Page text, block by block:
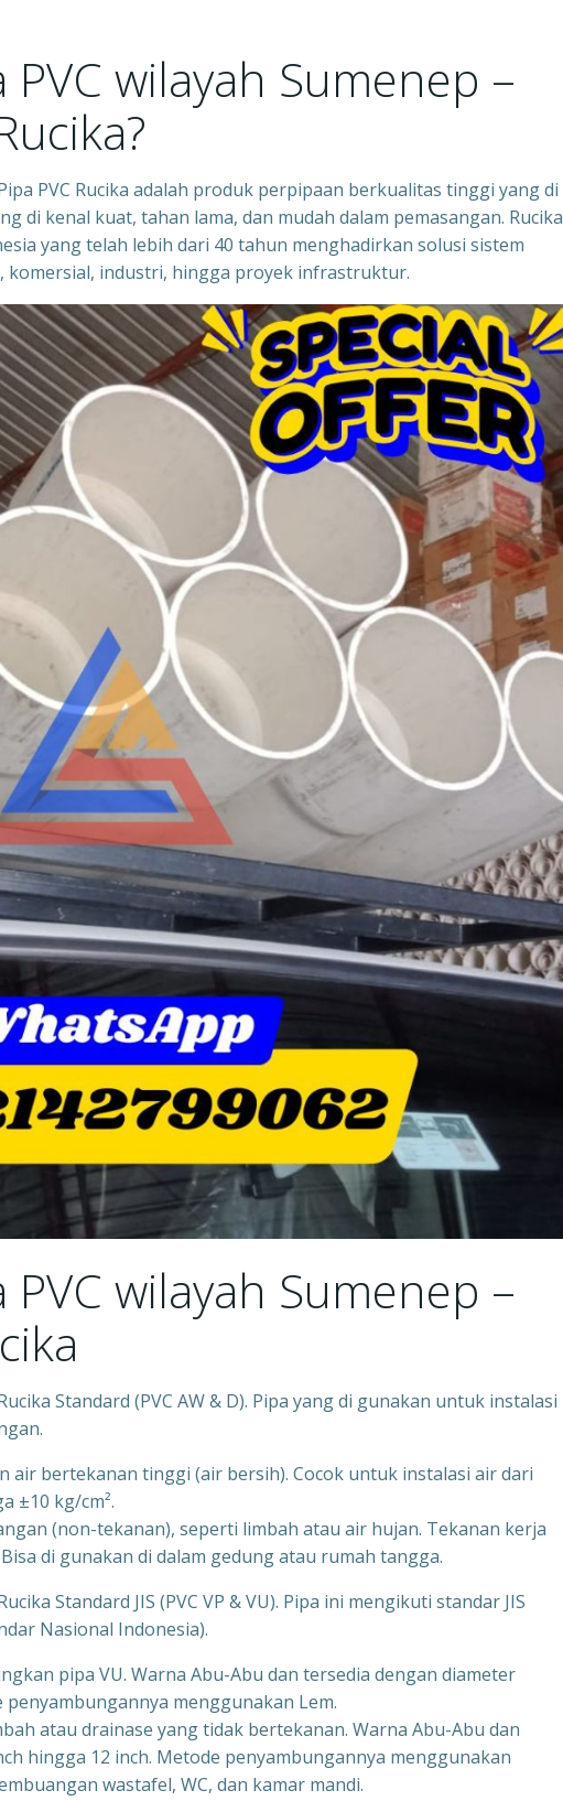
wilayah Sumenep –
PVC Rucika adalah produk perpipaan berkualitas tinggi yang di
di kenal kuat, tahan lama, dan mudah dalam pemasangan. Rucika
yang telah lebih dari 40 tahun menghadirkan solusi sistem
industri, hingga proyek infrastruktur.
wilayah Sumenep –
Standard (PVC AW & D). Pipa yang di gunakan untuk instalasi
air bertekanan tinggi (air bersih). Cocok untuk instalasi air dari
±10 kg/cm².
(non-tekanan), seperti limbah atau air hujan. Tekanan kerja
di gunakan di dalam gedung atau rumah tangga.
Standard JIS (PVC VP & VU). Pipa ini mengikuti standar JIS
Nasional Indonesia).
pipa VU. Warna Abu-Abu dan tersedia dengan diameter
menggunakan Lem.
atau drainase yang tidak bertekanan. Warna Abu-Abu dan
hingga 12 inch. Metode penyambungannya menggunakan
wastafel, WC, dan kamar mandi.